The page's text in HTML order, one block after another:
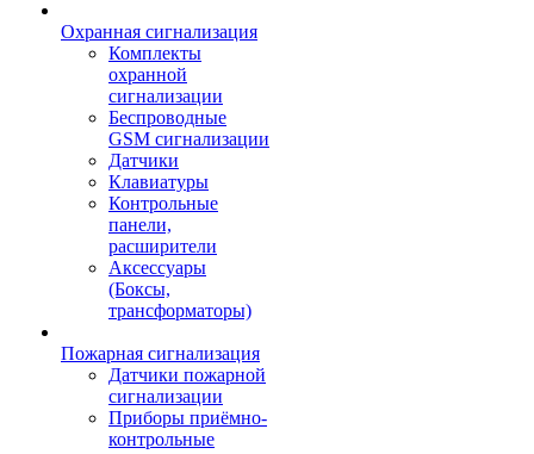
Охранная сигнализация
Комплекты
охранной
сигнализации
Беспроводные
GSM сигнализации
Датчики
Клавиатуры
Контрольные
панели,
расширители
Аксессуары
(Боксы,
трансформаторы)
Пожарная сигнализация
Датчики пожарной
сигнализации
Приборы приёмно-
контрольные